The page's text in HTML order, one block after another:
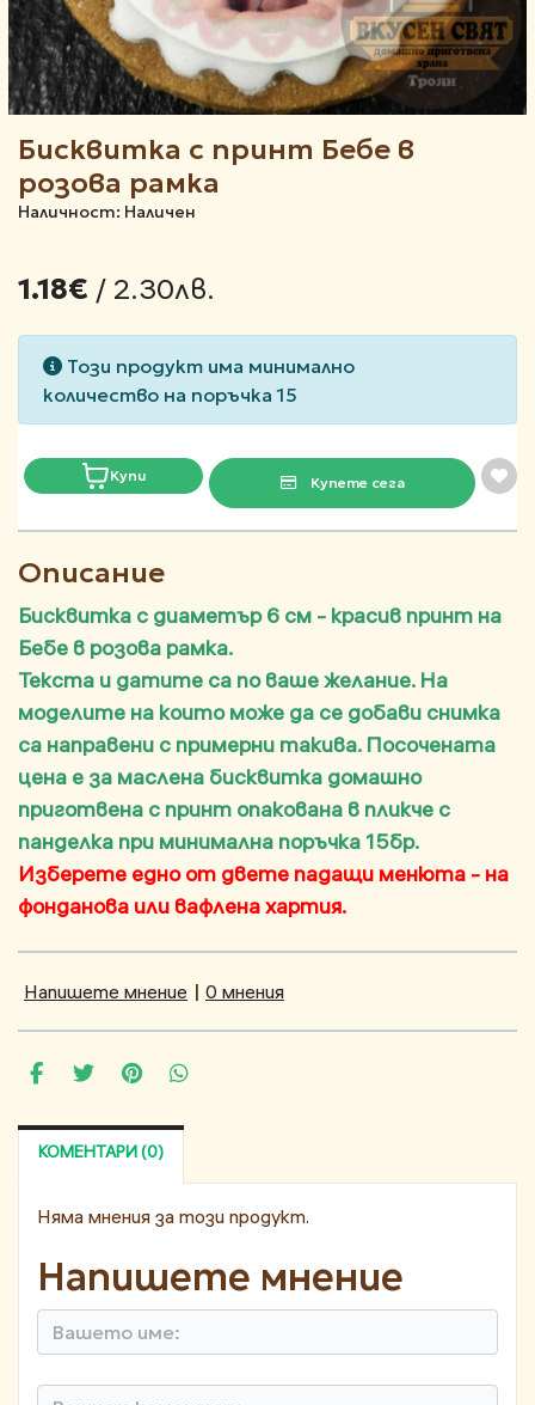
Бисквитка с принт Бебе в
розова рамка
Наличност: Наличен
1.18€ / 2.30лв.
Този продукт има минимално
количество на поръчка 15
Купи Купете сега
Описание
Бисквитка с диаметър 6 см - красив принт на
Бебе в розова рамка.
Текста и датите са по ваше желание. На
моделите на които може да се добави снимка
са направени с примерни такива. Посочената
цена е за маслена бисквитка домашно
приготвена с принт опакована в пликче с
панделка при минимална поръчка 15бр.
Изберете едно от двете падащи менюта - на
фонданова или вафлена хартия.
Напишете мнение | 0 мнения
КОМЕНТАРИ (0)
Няма мнения за този продукт.
Напишете мнение